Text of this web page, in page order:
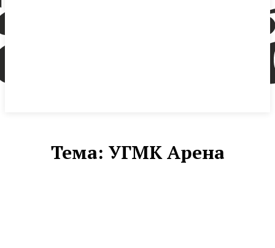
Тема: УГМК Арена